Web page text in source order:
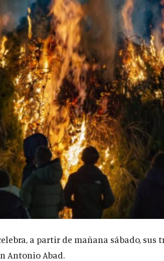
a partir de mañana sábado, sus
Antonio Abad.